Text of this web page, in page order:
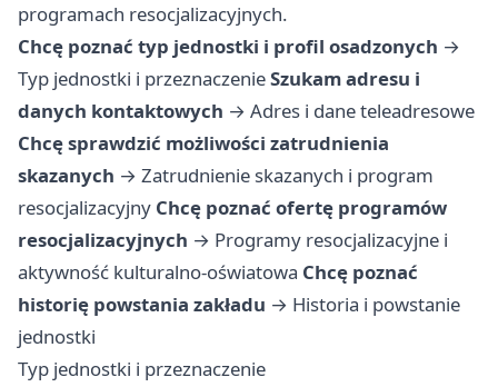
programach resocjalizacyjnych.
Chcę poznać typ jednostki i profil osadzonych →
Typ jednostki i przeznaczenieSzukam adresu i
danych kontaktowych → Adres i dane teleadresowe
Chcę sprawdzić możliwości zatrudnienia
skazanych → Zatrudnienie skazanych i program
resocjalizacyjny Chcę poznać ofertę programów
resocjalizacyjnych → Programy resocjalizacyjne i
aktywność kulturalno-oświatowa Chcę poznać
historię powstania zakładu → Historia i powstanie
jednostki
Typ jednostki i przeznaczenie